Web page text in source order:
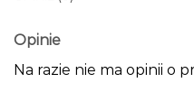
Opinie
Na razie nie ma opinii o